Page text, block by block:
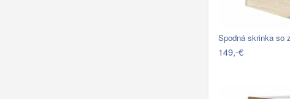
Spodná skrinka
149,-€